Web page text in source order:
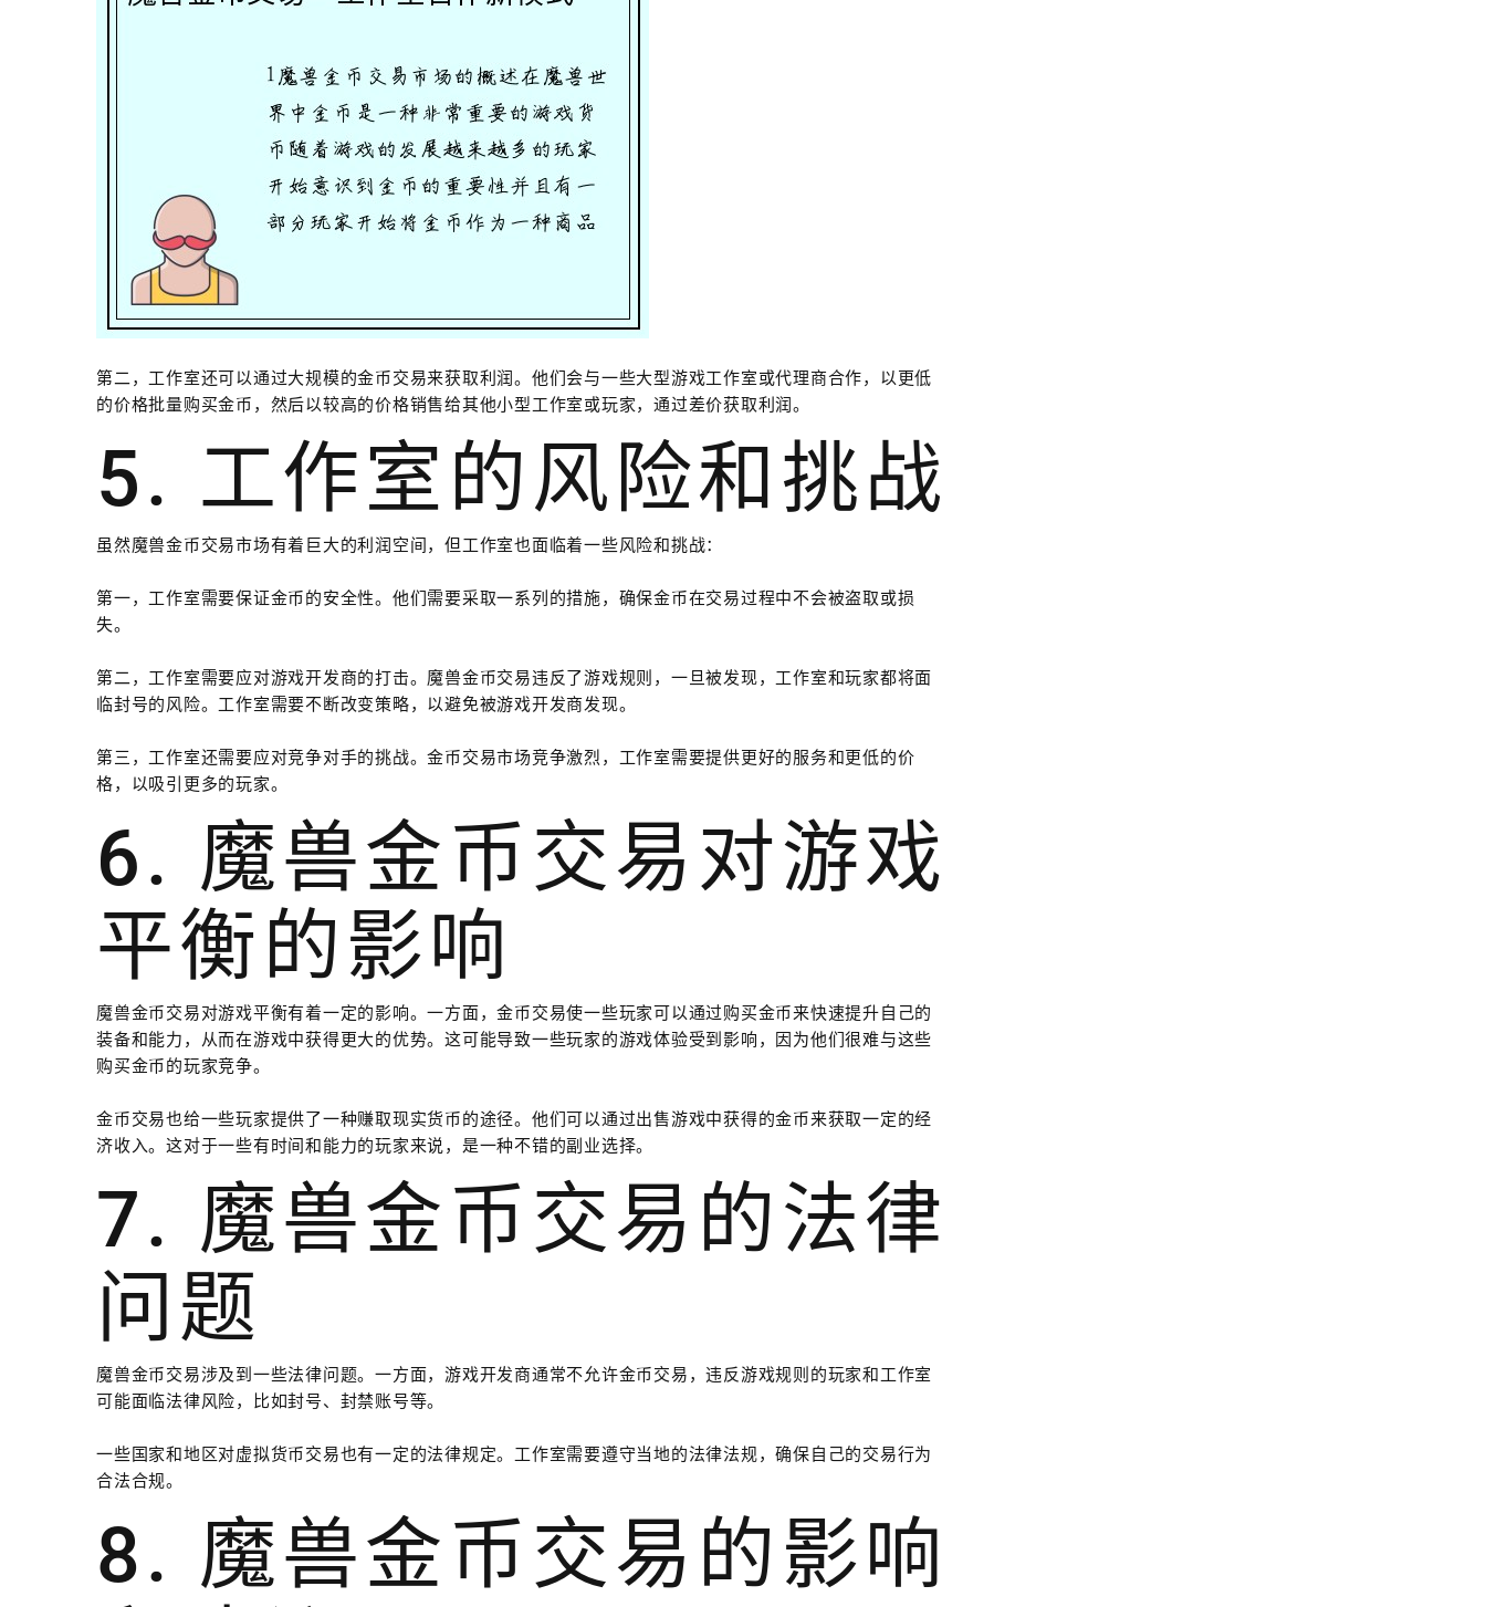
第二，工作室还可以通过大规模的金币交易来获取利润。他们会与一些大型游戏工作室或代理商合作，以更低
的价格批量购买金币，然后以较高的价格销售给其他小型工作室或玩家，通过差价获取利润。
5. 工作室的风险和挑战
虽然魔兽金币交易市场有着巨大的利润空间，但工作室也面临着一些风险和挑战：
第一，工作室需要保证金币的安全性。他们需要采取一系列的措施，确保金币在交易过程中不会被盗取或损
失。
第二，工作室需要应对游戏开发商的打击。魔兽金币交易违反了游戏规则，一旦被发现，工作室和玩家都将面
临封号的风险。工作室需要不断改变策略，以避免被游戏开发商发现。
第三，工作室还需要应对竞争对手的挑战。金币交易市场竞争激烈，工作室需要提供更好的服务和更低的价
格，以吸引更多的玩家。
6. 魔兽金币交易对游戏
平衡的影响
魔兽金币交易对游戏平衡有着一定的影响。一方面，金币交易使一些玩家可以通过购买金币来快速提升自己的
装备和能力，从而在游戏中获得更大的优势。这可能导致一些玩家的游戏体验受到影响，因为他们很难与这些
购买金币的玩家竞争。
金币交易也给一些玩家提供了一种赚取现实货币的途径。他们可以通过出售游戏中获得的金币来获取一定的经
济收入。这对于一些有时间和能力的玩家来说，是一种不错的副业选择。
7. 魔兽金币交易的法律
问题
魔兽金币交易涉及到一些法律问题。一方面，游戏开发商通常不允许金币交易，违反游戏规则的玩家和工作室
可能面临法律风险，比如封号、封禁账号等。
一些国家和地区对虚拟货币交易也有一定的法律规定。工作室需要遵守当地的法律法规，确保自己的交易行为
合法合规。
8. 魔兽金币交易的影响